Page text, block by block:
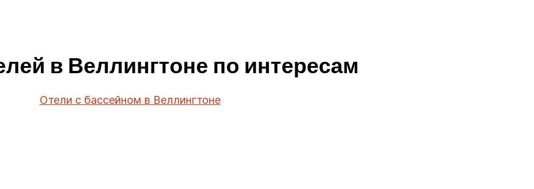
в Веллингтоне по интересам
Отели с бассейном в Веллингтоне